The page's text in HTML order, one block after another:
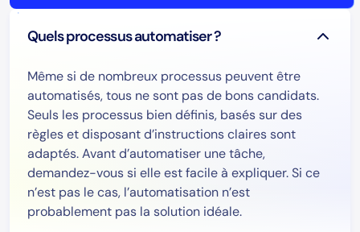
Quels processus automatiser ?
Même si de nombreux processus peuvent être
automatisés, tous ne sont pas de bons candidats.
Seuls les processus bien définis, basés sur des
règles et disposant d’instructions claires sont
adaptés. Avant d’automatiser une tâche,
demandez-vous si elle est facile à expliquer. Si ce
n’est pas le cas, l’automatisation n’est
probablement pas la solution idéale.